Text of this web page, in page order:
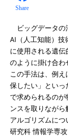
Share
ビッグデータの
AI（人工知能）技
に使用される遺
のように掛け合わ
この手法は、例
保したい」といっ
で求められるの
ンスを取りなが
アルゴリズムに
研究科 情報学専